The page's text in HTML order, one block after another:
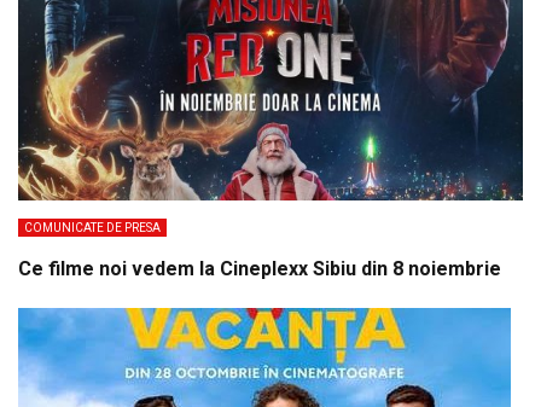
COMUNICATE DE PRESA
Ce filme noi vedem la Cineplexx Sibiu din 8 noiembrie